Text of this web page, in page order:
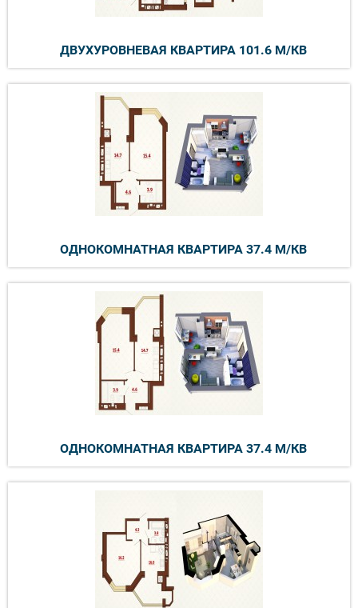
ДВУХУРОВНЕВАЯ КВАРТИРА 101.6 М/КВ
ОДНОКОМНАТНАЯ КВАРТИРА 37.4 М/КВ
ОДНОКОМНАТНАЯ КВАРТИРА 37.4 М/КВ